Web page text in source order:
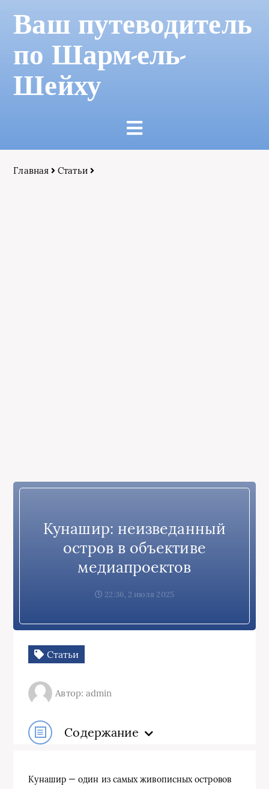
Ваш путеводитель
по Шарм-ель-
Шейху
Главная Статьи
Кунашир: неизведанный
остров в объективе
медиапроектов
22:36, 2 июля 2025
Статьи
Автор: admin
Содержание
Кунашир — один из самых живописных островов